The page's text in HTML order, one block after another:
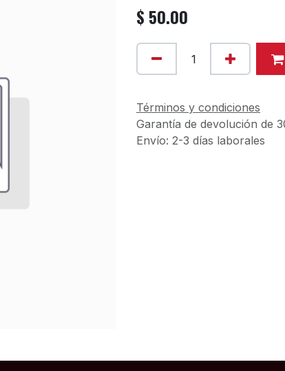
$ 50.00
Términos y condiciones
Garantía de devolución de
Envío: 2-3 días laborales